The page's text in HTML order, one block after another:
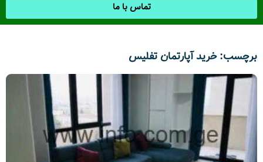
تماس با ما
برچسب: خرید آپارتمان تفلیس